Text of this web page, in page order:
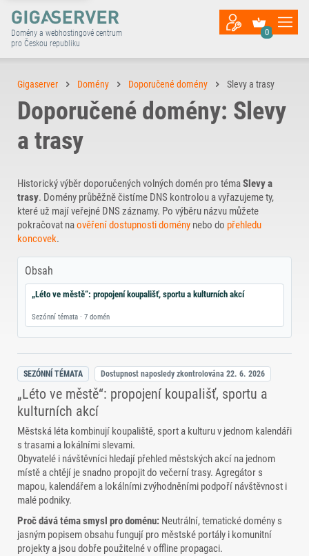
Domény a webhostingové centrum
pro Českou republiku
0
Gigaserver Domény Doporučené domény Slevy a trasy
Doporučené domény: Slevy
a trasy
Historický výběr doporučených volných domén pro témaSlevy a
trasy. Domény průběžně čistíme DNS kontrolou a vyřazujeme ty,
které už mají veřejné DNS záznamy. Po výběru názvu můžete
pokračovat naověření dostupnosti domény nebo do přehledu
koncovek.
Obsah
„Léto ve městě“: propojení koupališť, sportu a kulturních akcí
Sezónní témata · 7 domén
SEZÓNNÍ TÉMATA Dostupnost naposledy zkontrolována 22. 6. 2026
„Léto ve městě“: propojení koupališť, sportu a
kulturních akcí
Městská léta kombinují koupaliště, sport a kulturu v jednom kalendáři
s trasami a lokálními slevami.
Obyvatelé i návštěvníci hledají přehled městských akcí na jednom
místě a chtějí je snadno propojit do večerní trasy. Agregátor s
mapou, kalendářem a lokálními zvýhodněními podpoří návštěvnost i
malé podniky.
Proč dává téma smysl pro doménu: Neutrální, tematické domény s
jasným popisem obsahu fungují pro městské portály i komunitní
projekty a jsou dobře použitelné v offline propagaci.